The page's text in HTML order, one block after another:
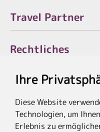
Ihre
Diese Website
Technologien, um
Erlebnis zu
Travel Partner
Rechtliches
* Die Ersparnis bezieht sich auf die
Paketangeboten auf die Summe der
**Streichpreise beziehen sich auf